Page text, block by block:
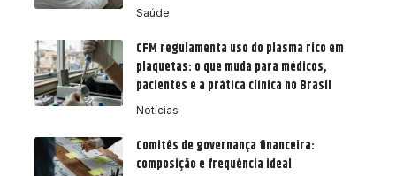
Saúde
CFM regulamenta uso do plasma rico em
plaquetas: o que muda para médicos,
pacientes e a prática clínica no Brasil
Notícias
Comitês de governança financeira:
composição e frequência ideal